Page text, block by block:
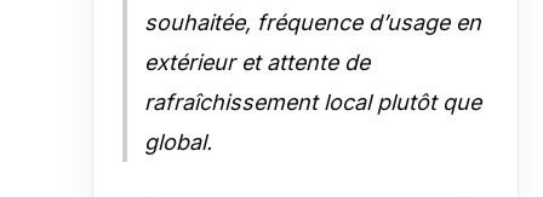
souhaitée, fréquence d’usage en
extérieur et attente de
rafraîchissement local plutôt que
global.